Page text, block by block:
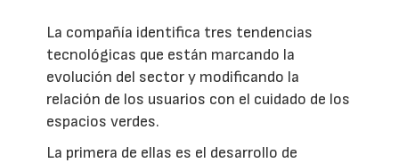
La compañía identifica tres tendencias
tecnológicas que están marcando la
evolución del sector y modificando la
relación de los usuarios con el cuidado de los
espacios verdes.
La primera de ellas es el desarrollo de